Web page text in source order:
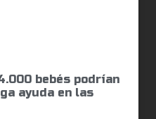
bebés podrían
ayuda en las